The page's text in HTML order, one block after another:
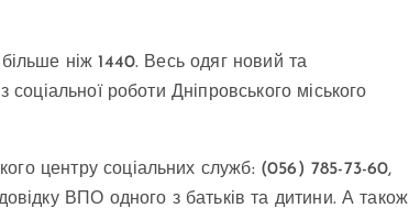
ніж 1440. Весь одяг новий та
роботи Дніпровського міського
центру соціальних служб: (056) 785-73-60,
ВПО одного з батьків та дитини. А також